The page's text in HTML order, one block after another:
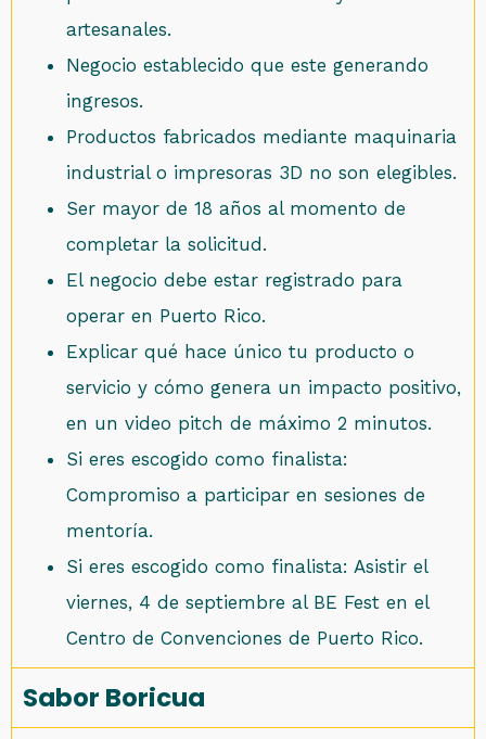
artesanales.
Negocio establecido que este generando
ingresos.
Productos fabricados mediante maquinaria
industrial o impresoras 3D no son elegibles.
Ser mayor de 18 años al momento de
completar la solicitud.
El negocio debe estar registrado para
operar en Puerto Rico.
Explicar qué hace único tu producto o
servicio y cómo genera un impacto positivo,
en un video pitch de máximo 2 minutos.
Si eres escogido como finalista:
Compromiso a participar en sesiones de
mentoría.
Si eres escogido como finalista: Asistir el
viernes, 4 de septiembre al BE Fest en el
Centro de Convenciones de Puerto Rico.
Sabor Boricua